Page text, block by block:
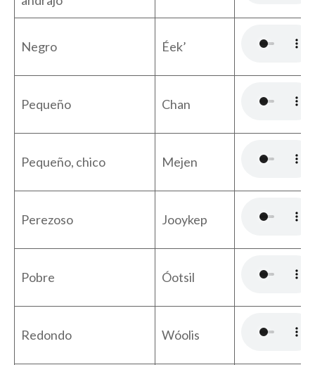
Negro Éek’
Pequeño Chan
Pequeño, chico Mejen
Perezoso Jooykep
Pobre Óotsil
Redondo Wóolis